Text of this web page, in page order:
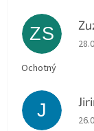
ZS
Ochotný
J